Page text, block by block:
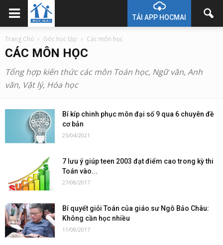
TẢI APP HOCMAI
Trang Chủ Góc học tập Các môn học
CÁC MÔN HỌC
Tổng hợp kiến thức các môn Toán học, Ngữ văn, Anh
văn, Vật lý, Hóa học
Bí kíp chinh phục môn đại số 9 qua 6 chuyên đề
cơ bản
25/04/2021
7 lưu ý giúp teen 2003 đạt điểm cao trong kỳ thi
Toán vào...
27/08/2017
Bí quyết giỏi Toán của giáo sư Ngô Bảo Châu:
Không cần học nhiều
11/08/2017